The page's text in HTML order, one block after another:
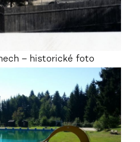
– historické foto